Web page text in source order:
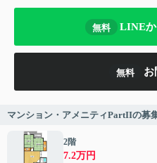
無料 LINEか
無料 お
マンション・アメニティPartIIの募
2階
7.2万円